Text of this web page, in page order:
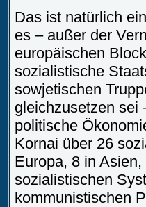
Das ist natürlich
es – außer der
europäischen
sozialistische
sowjetischen
gleichzusetzen sei
politische
Kornai über 26
Europa, 8 in
sozialistischen
kommunistischen